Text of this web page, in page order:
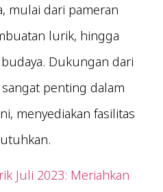
mulai dari pameran
lurik, hingga
Dukungan dari
penting dalam
menyediakan fasilitas
Juli 2023: Meriahkan